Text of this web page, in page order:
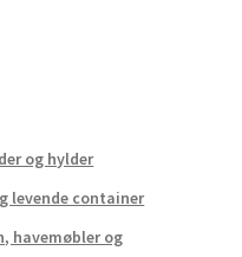
og hylder
levende container
havemøbler og